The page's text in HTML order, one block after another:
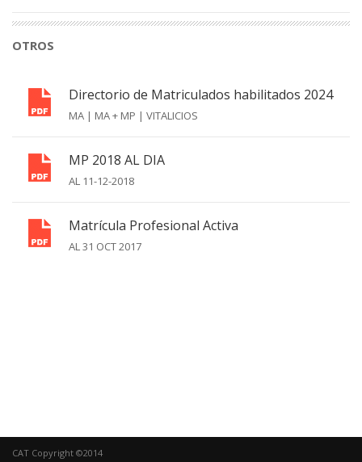
OTROS
Directorio de Matriculados habilitados 2024
MA | MA + MP | VITALICIOS
MP 2018 AL DIA
AL 11-12-2018
Matrícula Profesional Activa
AL 31 OCT 2017
CAT Copyright ©2014